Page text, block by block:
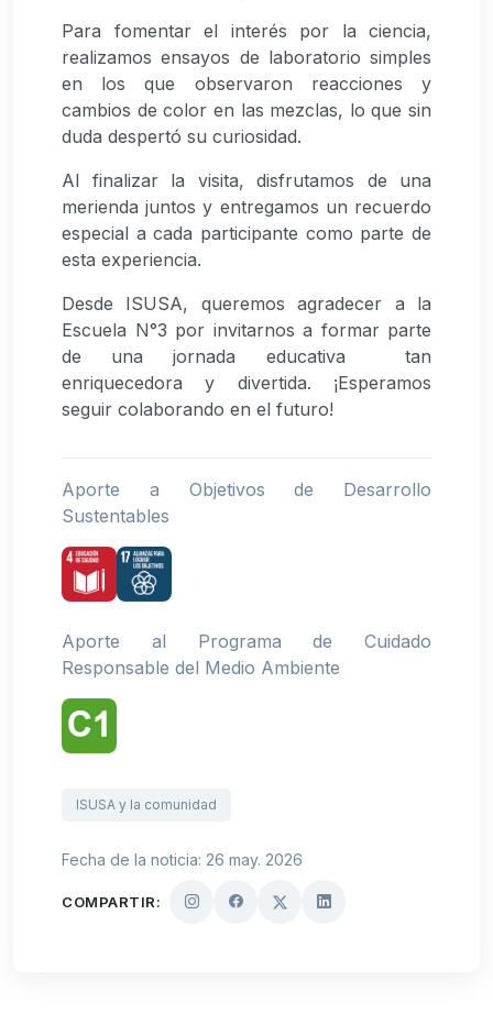
Para fomentar el interés por la ciencia,
realizamos ensayos de laboratorio simples
en los que observaron reacciones y
cambios de color en las mezclas, lo que sin
duda despertó su curiosidad.
Al finalizar la visita, disfrutamos de una
merienda juntos y entregamos un recuerdo
especial a cada participante como parte de
esta experiencia.
Desde ISUSA, queremos agradecer a la
Escuela N°3 por invitarnos a formar parte
de una jornada educativa tan
enriquecedora y divertida. ¡Esperamos
seguir colaborando en el futuro!
Aporte a Objetivos de Desarrollo
Sustentables
Aporte al Programa de Cuidado
Responsable del Medio Ambiente
ISUSA y la comunidad
Fecha de la noticia: 26 may. 2026
COMPARTIR: